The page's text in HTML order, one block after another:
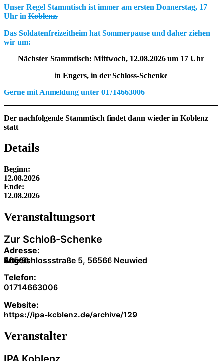
Unser Regel Stammtisch ist immer am ersten Donnerstag, 17
Uhr in Koblenz.
Das Soldatenfreizeitheim hat Sommerpause und daher ziehen
wir um:
Nächster Stammtisch: Mittwoch, 12.08.2026 um 17 Uhr
in Engers, in der Schloss-Schenke
Gerne mit Anmeldung unter 01714663006
Der nachfolgende Stammtisch findet dann wieder in Koblenz
statt
Details
Beginn:
12.08.2026
Ende:
12.08.2026
Veranstaltung­sort
Zur Schloß-Schenke
Adresse:
Alte Schlossstraße 5, 56566 Neuwied
56566
Engers
Telefon:
01714663006
Website:
https://ipa-koblenz.de/archive/129
Veranstalter
IPA Koblenz